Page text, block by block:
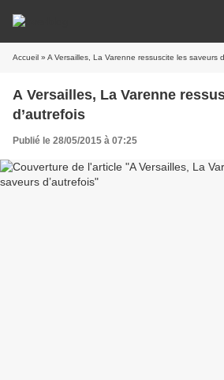
Accueil » A Versailles, La Varenne ressuscite les saveurs
A Versailles, La Varenne
d’autrefois
Publié le 28/05/2015 à 07:25